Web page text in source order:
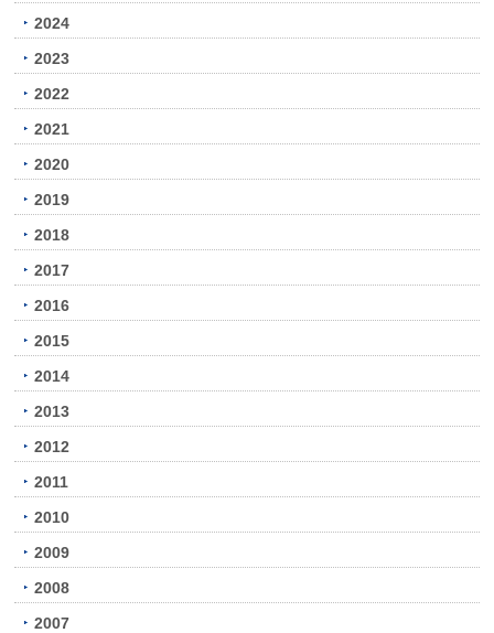
2024
2023
2022
2021
2020
2019
2018
2017
2016
2015
2014
2013
2012
2011
2010
2009
2008
2007